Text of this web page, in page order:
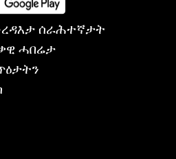
ሰራሕተኛታት
ሓበሬታ